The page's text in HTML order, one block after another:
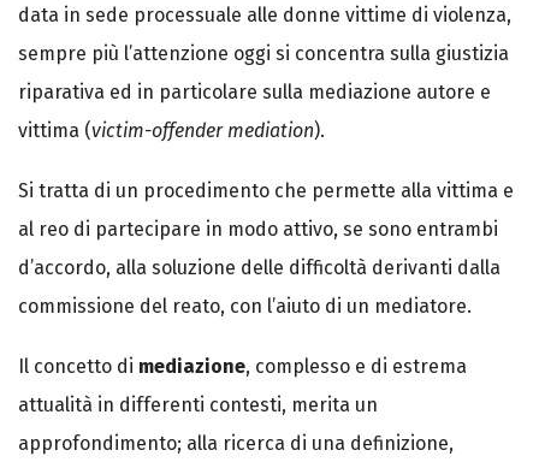
data in sede processuale alle donne vittime di violenza,
sempre più l’attenzione oggi si concentra sulla giustizia
riparativa ed in particolare sulla mediazione autore e
vittima (victim-offender mediation).
Si tratta di un procedimento che permette alla vittima e
al reo di partecipare in modo attivo, se sono entrambi
d’accordo, alla soluzione delle difficoltà derivanti dalla
commissione del reato, con l’aiuto di un mediatore.
Il concetto di mediazione, complesso e di estrema
attualità in differenti contesti, merita un
approfondimento; alla ricerca di una definizione,